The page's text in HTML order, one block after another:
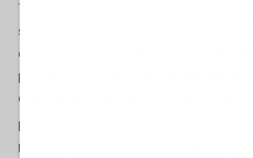
Tel Aviv, ma stavolta nettamente
sull’area di transito da Oriente a
d’ingresso al continente, si è
partnership con Mogadiscio, capitale del
quel che resta dell’antica colonia italiana.
USA che, grazie ai bombardamenti di